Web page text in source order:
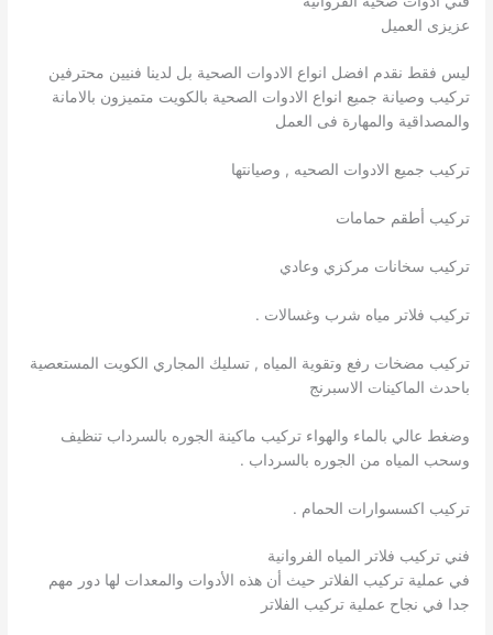
عزيزى العميل
ليس فقط نقدم افضل انواع اﻻدوات الصحية بل لدينا فنيين محترفين
تركيب وصيانة جميع انواع اﻻدوات الصحية بالكويت متميزون بالامانة
والمصداقية والمهارة فى العمل
تركيب جميع الادوات الصحيه , وصيانتها
تركيب أطقم حمامات
تركيب سخانات مركزي وعادي
تركيب فلاتر مياه شرب وغسالات .
تركيب مضخات رفع وتقوية المياه , تسليك المجاري الكويت المستعصية
باحدث الماكينات الاسبرنج
وضغط عالي بالماء والهواء تركيب ماكينة الجوره بالسرداب تنظيف
وسحب المياه من الجوره بالسرداب .
تركيب اكسسوارات الحمام .
فني تركيب فلاتر المياه الفروانية
في عملية تركيب الفلاتر حيث أن هذه الأدوات والمعدات لها دور مهم
جدا في نجاح عملية تركيب الفلاتر